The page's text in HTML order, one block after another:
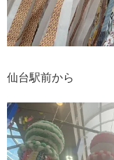
仙台駅前から